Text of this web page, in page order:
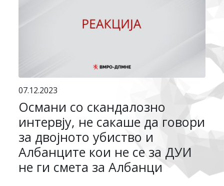
07.12.2023
Османи со скандалозно
интервју, не сакаше да говори
за двојното убиство и
Албанците кои не се за ДУИ
не ги смета за Албанци